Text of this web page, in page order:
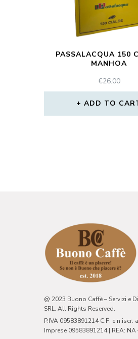
PASSALACQUA 150
MANHOA
€26.00
ADD TO
@ 2023 Buono Caffè – Servizi e
SRL. All Rights Reserved.
P.IVA 09583891214 C.F. e n.iscr.
Imprese 09583891214 | REA: NA